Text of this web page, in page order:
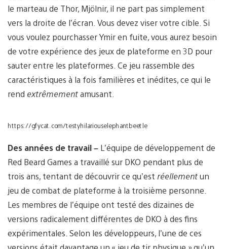
le marteau de Thor, Mjölnir, il ne part pas simplement
vers la droite de l’écran. Vous devez viser votre cible. Si
vous voulez pourchasser Ymir en fuite, vous aurez besoin
de votre expérience des jeux de plateforme en 3D pour
sauter entre les plateformes. Ce jeu rassemble des
caractéristiques à la fois familières et inédites, ce qui le
rend extrêmementamusant.
https://gfycat.com/testyhilariouselephantbeetle
Des années de travail – L’équipe de développement de
Red Beard Games a travaillé sur DKO pendant plus de
trois ans, tentant de découvrir ce qu’est réellementun
jeu de combat de plateforme à la troisième personne.
Les membres de l’équipe ont testé des dizaines de
versions radicalement différentes de DKO à des fins
expérimentales. Selon les développeurs, l’une de ces